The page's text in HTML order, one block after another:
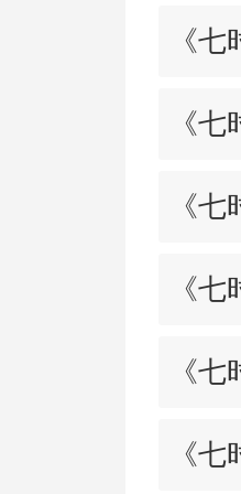
《
《
《
《
《
《